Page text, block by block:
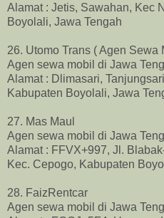
Alamat : Jetis, Sawahan, Kec
Boyolali, Jawa Tengah
26. Utomo Trans ( Agen Sewa
Agen sewa mobil di Jawa
Alamat : Dlimasari,
Kabupaten Boyolali, Jawa
27. Mas Maul
Agen sewa mobil di Jawa
Alamat : FFVX+997, Jl.
Kec. Cepogo, Kabupaten
28. FaizRentcar
Agen sewa mobil di Jawa